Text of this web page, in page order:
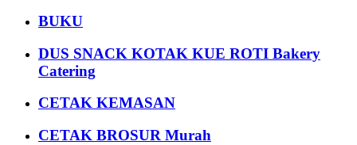
BUKU
DUS SNACK KOTAK KUE ROTI Bakery
Catering
CETAK KEMASAN
CETAK BROSUR Murah